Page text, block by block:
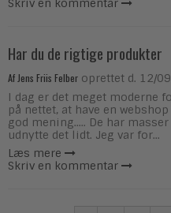
Skriv en kommentar
Har du de rigtige produkter
Af Jens Friis Felber oprettet d. 12/
I dag er det meget moderne
på nettet, at have en
god mening..... De har
udnytte det lidt. Jeg var for...
Læs mere
Skriv en kommentar